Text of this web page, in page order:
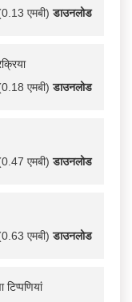
एमबी)डाउनलोड
एमबी)डाउनलोड
एमबी)डाउनलोड
एमबी)डाउनलोड